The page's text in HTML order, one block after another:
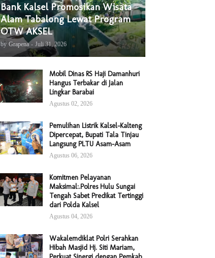
Bank Kalsel Promosikan Wisata
Alam Tabalong Lewat Program
OTW AKSEL
by Grapena - Juli 31, 2026
Mobil Dinas RS Haji Damanhuri
Hangus Terbakar di Jalan
Lingkar Barabai
Agustus 02, 2026
Pemulihan Listrik Kalsel-Kalteng
Dipercepat, Bupati Tala Tinjau
Langsung PLTU Asam-Asam
Agustus 06, 2026
Komitmen Pelayanan
Maksimal:.Polres Hulu Sungai
Tengah Sabet Predikat Tertinggi
dari Polda Kalsel
Agustus 04, 2026
Wakalemdiklat Polri Serahkan
Hibah Masjid Hj. Siti Mariam,